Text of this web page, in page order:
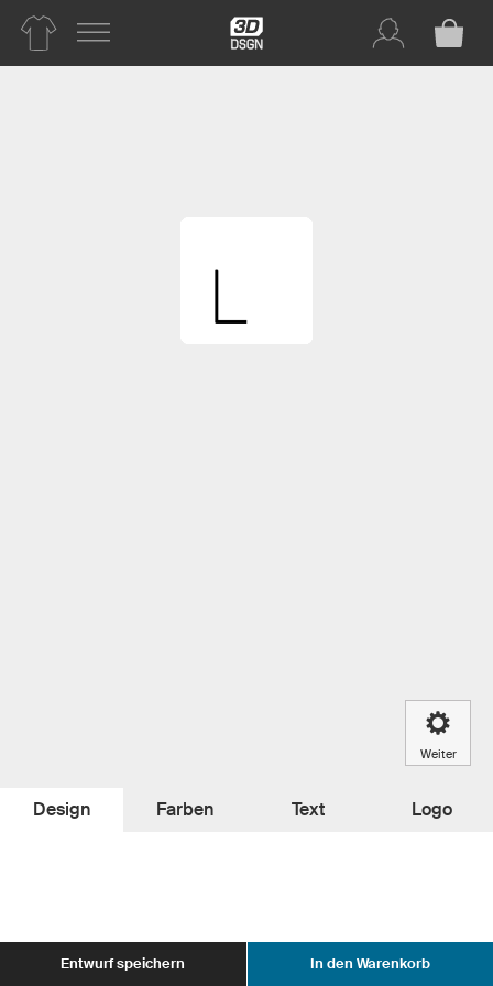
Design Farben Text Logo
Entwurf speichern In den Warenkorb
Weiter